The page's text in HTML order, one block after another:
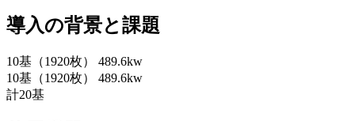
導入の背景と課題
10基（1920枚） 489.6kw
10基（1920枚） 489.6kw
計20基